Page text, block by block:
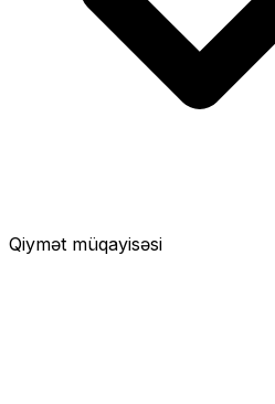
Qiymət müqayisəsi